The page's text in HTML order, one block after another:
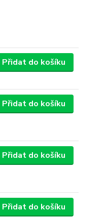
Přidat do košíku
Přidat do košíku
Přidat do košíku
Přidat do košíku